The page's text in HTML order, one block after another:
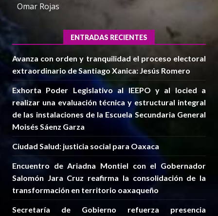
Omar Rojas
ENTRADAS RECIENTES
Avanza con orden y tranquilidad el proceso electoral
extraordinario de Santiago Xanica: Jesús Romero
Exhorta Poder Legislativo al IEEPO y al Iocied a
realizar una evaluación técnica y estructural integral
de las instalaciones de la Escuela Secundaria General
Moisés Sáenz Garza
Ciudad Salud: justicia social para Oaxaca
Encuentro de Ariadna Montiel con el Gobernador
Salomón Jara Cruz reafirma la consolidación de la
transformación en territorio oaxaqueño
Secretaría de Gobierno refuerza presencia